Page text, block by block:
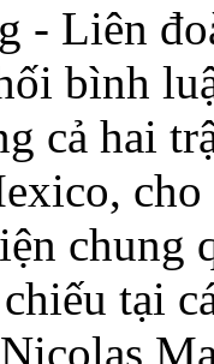
- Liên
bình
cả hai
chung
tại